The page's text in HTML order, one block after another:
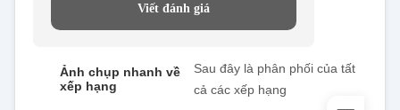
Viết đánh giá
Ảnh chụp nhanh về
xếp hạng
Sau đây là phân phối của tất
cả các xếp hạng